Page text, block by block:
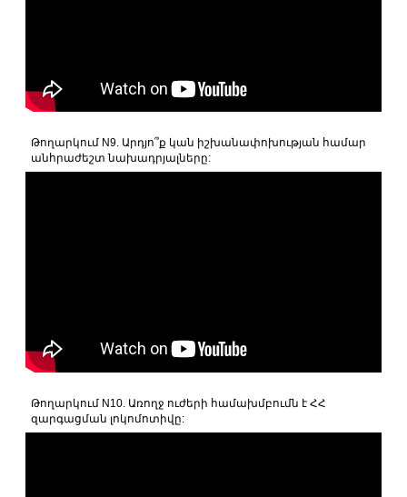
Թողարկում N9. Արդյո՞ք կան իշխանափոխության համար
անհրաժեշտ նախադրյալները:
Թողարկում N10. Առողջ ուժերի համախմբումն է ՀՀ
զարգացման լոկոմոտիվը: